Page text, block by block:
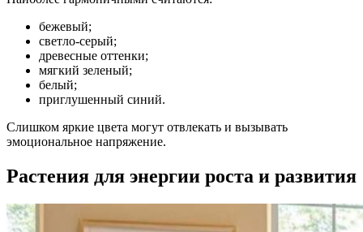
бежевый;
светло-серый;
древесные оттенки;
мягкий зеленый;
белый;
приглушенный синий.
Слишком яркие цвета могут отвлекать и вызывать
эмоциональное напряжение.
Растения для энергии роста и развития